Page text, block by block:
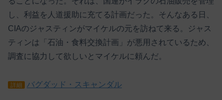
し、利益を人道援助に充てる計画だった。そんなある日、
CIAのジャスティンがマイケルの元を訪ねて来る。ジャス
ティンは「石油・食料交換計画」が悪用されているため、
調査に協力して欲しいとマイケルに頼んだ。
詳細 バグダッド・スキャンダル